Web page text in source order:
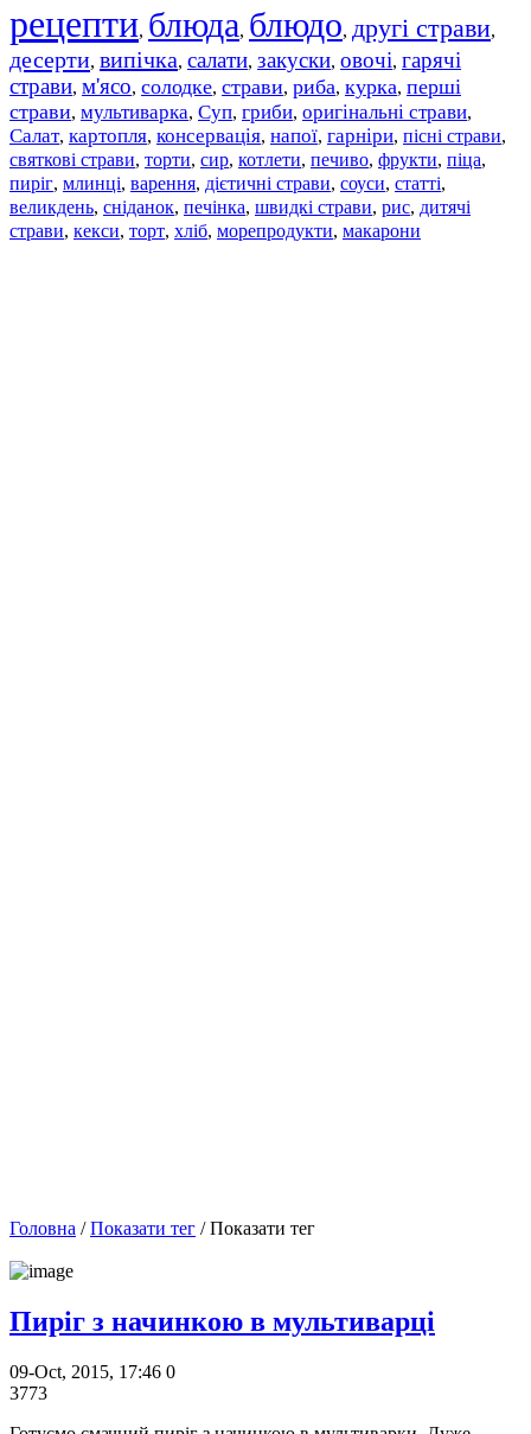
рецепти, блюда, блюдо, другі страви,
десерти, випічка, салати, закуски, овочі, гарячі
страви, м'ясо, солодке, страви, риба, курка, перші
страви, мультиварка, Суп, гриби, оригінальні страви,
Салат, картопля, консервація, напої, гарніри, пісні страви,
святкові страви, торти, сир, котлети, печиво, фрукти, піца,
пиріг, млинці, варення, дієтичні страви, соуси, статті,
великдень, сніданок, печінка, швидкі страви, рис, дитячі
страви, кекси, торт, хліб, морепродукти, макарони
Головна /Показати тег / Показати тег
Пиріг з начинкою в мультиварці
09-Oct, 2015, 17:46 0
3773